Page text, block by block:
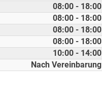
08:00 - 18:00
08:00 - 18:00
08:00 - 18:00
08:00 - 18:00
10:00 - 14:00
Nach Vereinbarung